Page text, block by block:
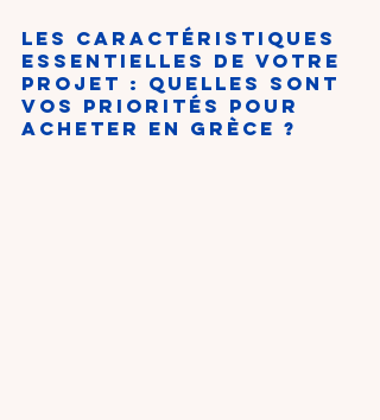
Les caractéristiques
essentielles de votre
projet : quelles sont
vos priorités pour
acheter en Grèce ?